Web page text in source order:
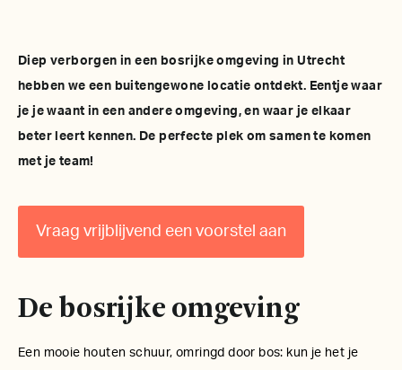
Diep verborgen in een bosrijke omgeving in Utrecht
hebben we een buitengewone locatie ontdekt. Eentje waar
je je waant in een andere omgeving, en waar je elkaar
beter leert kennen. De perfecte plek om samen te komen
met je team!
Vraag vrijblijvend een voorstel aan
De bosrijke omgeving
Een mooie houten schuur, omringd door bos: kun je het je